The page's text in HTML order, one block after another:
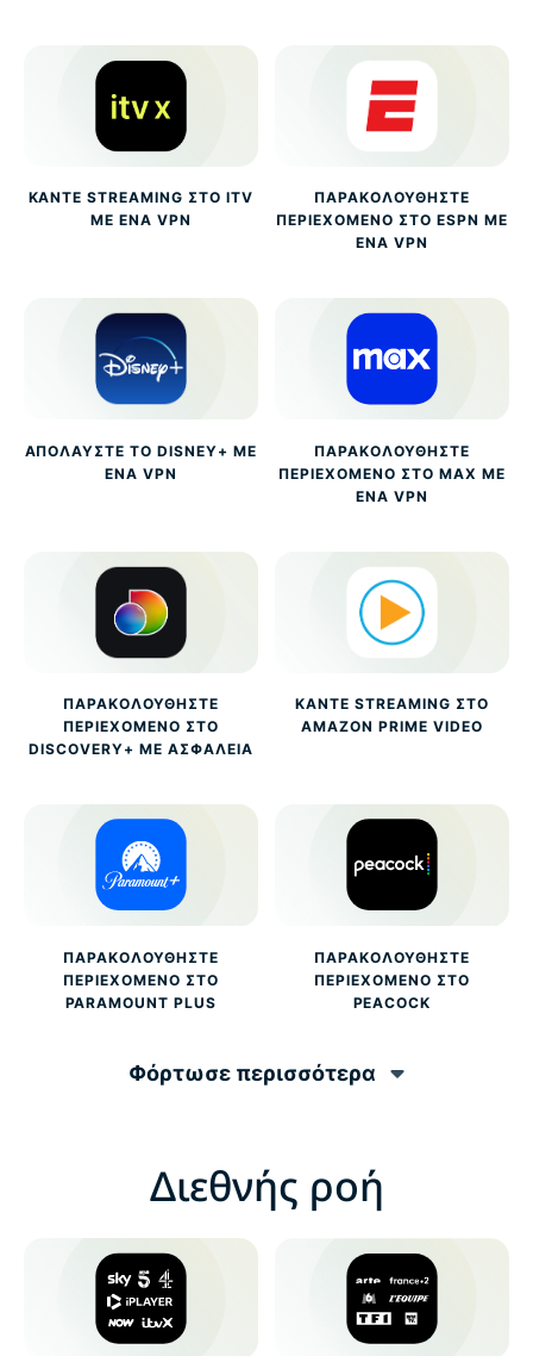
ΚΆΝΤΕ STREAMING ΣΤΟ ITV
ΜΕ ΈΝΑ VPN
ΠΑΡΑΚΟΛΟΥΘΉΣΤΕ
ΠΕΡΙΕΧΌΜΕΝΟ ΣΤΟ ESPN ΜΕ
ΈΝΑ VPN
ΑΠΟΛΑΎΣΤΕ ΤΟ DISNEY+ ΜΕ
ΈΝΑ VPN
ΠΑΡΑΚΟΛΟΥΘΉΣΤΕ
ΠΕΡΙΕΧΌΜΕΝΟ ΣΤΟ MAX ΜΕ
ΈΝΑ VPN
ΠΑΡΑΚΟΛΟΥΘΉΣΤΕ
ΠΕΡΙΕΧΌΜΕΝΟ ΣΤΟ
DISCOVERY+ ΜΕ ΑΣΦΆΛΕΙΑ
ΚΆΝΤΕ STREAMING ΣΤΟ
AMAZON PRIME VIDEO
ΠΑΡΑΚΟΛΟΥΘΉΣΤΕ
ΠΕΡΙΕΧΌΜΕΝΟ ΣΤΟ
PARAMOUNT PLUS
ΠΑΡΑΚΟΛΟΥΘΉΣΤΕ
ΠΕΡΙΕΧΌΜΕΝΟ ΣΤΟ
PEACOCK
Φόρτωσε περισσότερα
Διεθνής ροή